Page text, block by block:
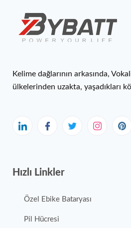
Kelime dağlarının arkasında,
ülkelerinden uzakta, yaşadıkları
Hızlı Linkler
Özel Ebike Bataryası
Pil Hücresi